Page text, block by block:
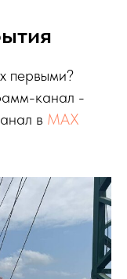
первыми?
канал -
в MAX